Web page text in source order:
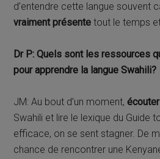
d’entendre cette langue souvent
vraiment présentetout le temps
Dr P: Quels sont les ressources
pour apprendre la langue Swahili?
JM: Au bout d’un moment,
Swahili et lire le lexique du Guide
efficace, on se sent stagner. De
chance de rencontrer une